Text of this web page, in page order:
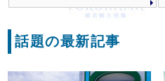
話題の最新記事